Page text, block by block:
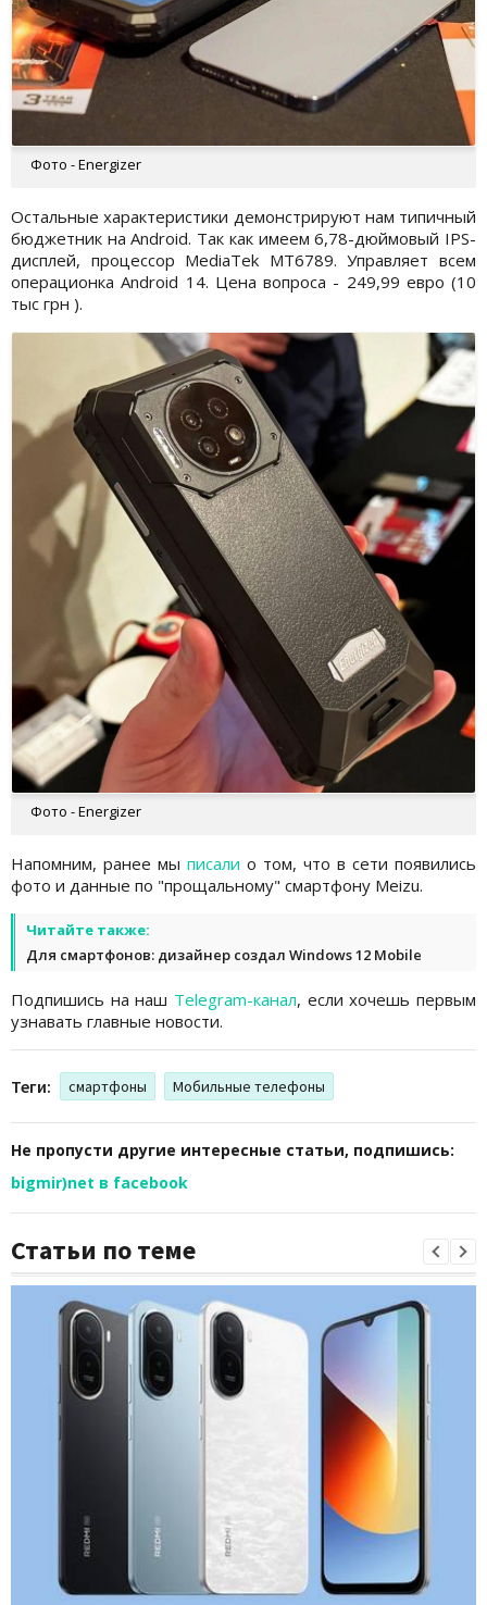
Фото - Energizer
Остальные характеристики демонстрируют нам типичный
бюджетник на Android. Так как имеем 6,78-дюймовый IPS-
дисплей, процессор MediaTek MT6789. Управляет всем
операционка Android 14. Цена вопроса - 249,99 евро (10
тыс грн ).
Фото - Energizer
Напомним, ранее мы писали о том, что в сети появились
фото и данные по "прощальному" смартфону Meizu.
Читайте также:
Для смартфонов: дизайнер создал Windows 12 Mobile
Подпишись на наш Telegram-канал, если хочешь первым
узнавать главные новости.
Теги: смартфоны Мобильные телефоны
Не пропусти другие интересные статьи, подпишись:
bigmir)net в facebook
Статьи по теме